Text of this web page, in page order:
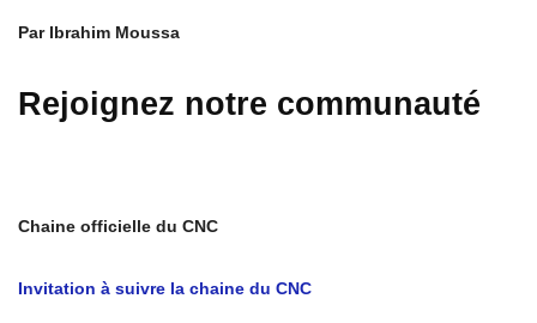
Par Ibrahim Moussa
Rejoignez notre communauté
Chaine officielle du CNC
Invitation à suivre la chaine du CNC